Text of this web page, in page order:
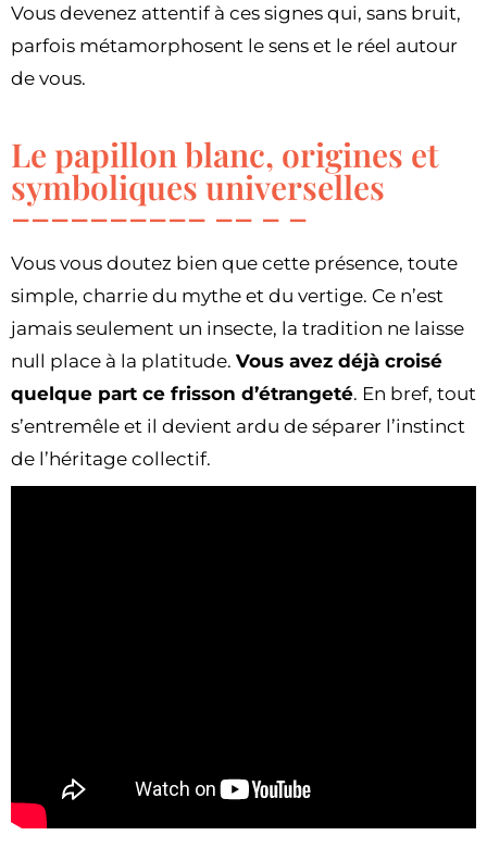
Vous devenez attentif à ces signes qui, sans bruit,
parfois métamorphosent le sens et le réel autour
de vous.
Le papillon blanc, origines et
symboliques universelles
Vous vous doutez bien que cette présence, toute
simple, charrie du mythe et du vertige. Ce n’est
jamais seulement un insecte, la tradition ne laisse
null place à la platitude. Vous avez déjà croisé
quelque part ce frisson d’étrangeté. En bref, tout
s’entremêle et il devient ardu de séparer l’instinct
de l’héritage collectif.